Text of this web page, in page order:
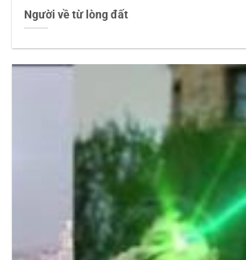
Người về từ lòng đất